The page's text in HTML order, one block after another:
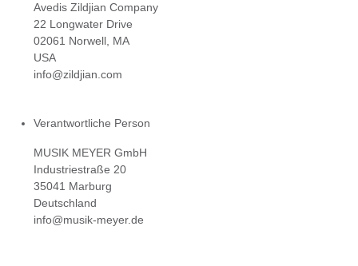
Avedis Zildjian Company
22 Longwater Drive
02061 Norwell, MA
USA
info@zildjian.com
Verantwortliche Person
MUSIK MEYER GmbH
Industriestraße 20
35041 Marburg
Deutschland
info@musik-meyer.de